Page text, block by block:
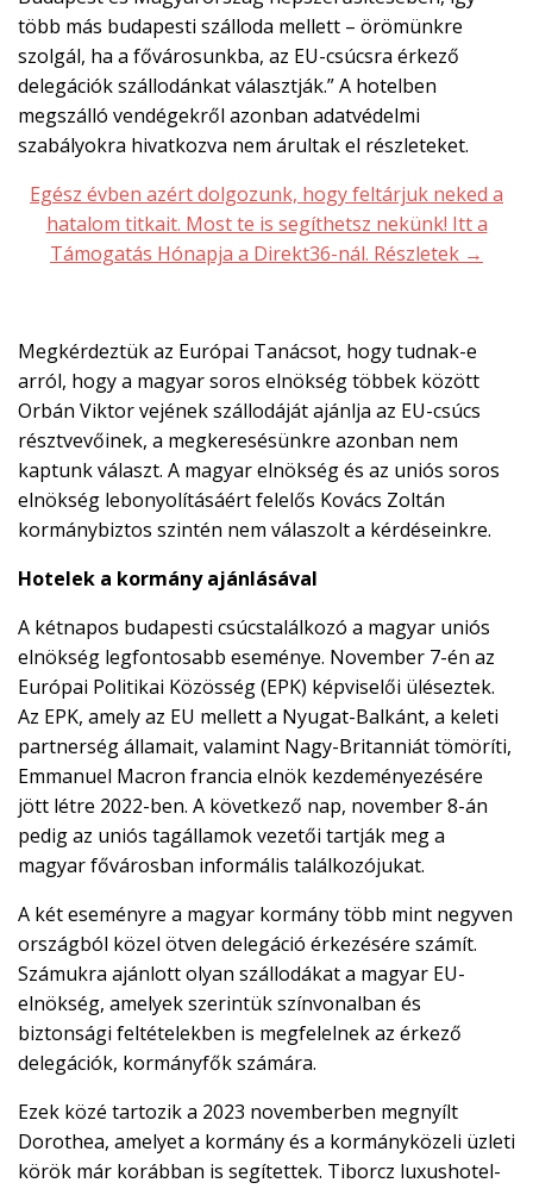
több más budapesti szálloda mellett – örömünkre
szolgál, ha a fővárosunkba, az EU-csúcsra érkező
delegációk szállodánkat választják.” A hotelben
megszálló vendégekről azonban adatvédelmi
szabályokra hivatkozva nem árultak el részleteket.
Egész évben azért dolgozunk, hogy feltárjuk neked a
hatalom titkait. Most te is segíthetsz nekünk! Itt a
Támogatás Hónapja a Direkt36-nál. Részletek →
Megkérdeztük az Európai Tanácsot, hogy tudnak-e
arról, hogy a magyar soros elnökség többek között
Orbán Viktor vejének szállodáját ajánlja az EU-csúcs
résztvevőinek, a megkeresésünkre azonban nem
kaptunk választ. A magyar elnökség és az uniós soros
elnökség lebonyolításáért felelős Kovács Zoltán
kormánybiztos szintén nem válaszolt a kérdéseinkre.
Hotelek a kormány ajánlásával
A kétnapos budapesti csúcstalálkozó a magyar uniós
elnökség legfontosabb eseménye. November 7-én az
Európai Politikai Közösség (EPK) képviselői üléseztek.
Az EPK, amely az EU mellett a Nyugat-Balkánt, a keleti
partnerség államait, valamint Nagy-Britanniát tömöríti,
Emmanuel Macron francia elnök kezdeményezésére
jött létre 2022-ben. A következő nap, november 8-án
pedig az uniós tagállamok vezetői tartják meg a
magyar fővárosban informális találkozójukat.
A két eseményre a magyar kormány több mint negyven
országból közel ötven delegáció érkezésére számít.
Számukra ajánlott olyan szállodákat a magyar EU-
elnökség, amelyek szerintük színvonalban és
biztonsági feltételekben is megfelelnek az érkező
delegációk, kormányfők számára.
Ezek közé tartozik a 2023 novemberben megnyílt
Dorothea, amelyet a kormány és a kormányközeli üzleti
körök már korábban is segítettek. Tiborcz luxushotel-